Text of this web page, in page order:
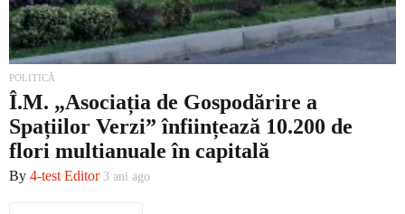
POLITICĂ
Î.M. „Asociația de Gospodărire a
Spațiilor Verzi” înființează 10.200 de
flori multianuale în capitală
By 4-test Editor 3 ani ago